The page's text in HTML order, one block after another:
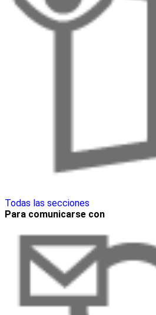
Todas las secciones
Para comunicarse con